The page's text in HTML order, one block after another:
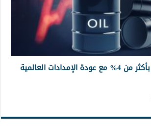
تراجع أسعار النفط بأكثر من 4% مع عودة الإمدادات العالمية